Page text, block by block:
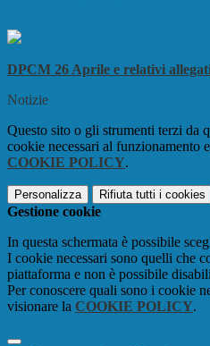
DPCM 26 Aprile e relativi
Notizie
Questo sito o gli strumenti terzi da
cookie necessari al funzionamento
COOKIE POLICY.
Personalizza Rifiuta tutti i cookies
Gestione cookie
In questa schermata è possibile
I cookie necessari sono quelli che
piattaforma e non è possibile
Per conoscere quali sono i cookie
visionare la COOKIE POLICY.